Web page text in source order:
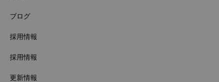
ブログ
採用情報
採用情報
更新情報